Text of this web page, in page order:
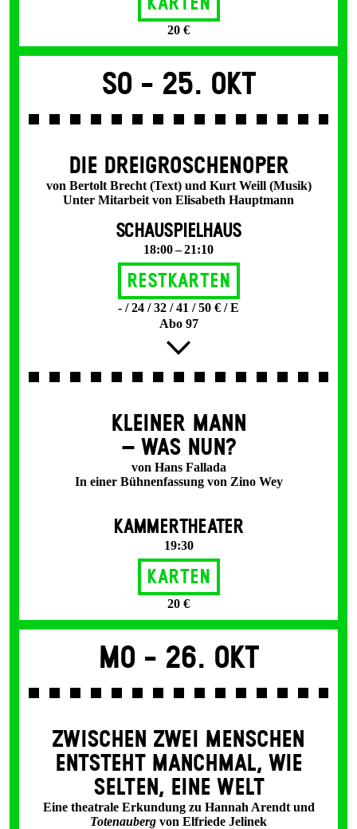
20 €
So - 25. Okt
DIE DREI­GROSCHEN­OPER
von Bertolt Brecht (Text) und Kurt Weill (Musik)
Unter Mitarbeit von Elisabeth Hauptmann
SCHAUSPIELHAUS
18:00 – 21:10
Restkarten
- / 24 / 32 / 41 / 50 € / E
Abo 97
KLEINER MANN
– WAS NUN?
von Hans Fallada
In einer Bühnenfassung von Zino Wey
KAMMERTHEATER
19:30
Karten
20 €
Mo - 26. Okt
ZWISCHEN ZWEI MENSCHEN
ENT­STEHT MANCH­MAL, WIE
SELTEN, EINE WELT
Eine theatrale Erkundung zu Hannah Arendt und
Totenauberg von Elfriede Jelinek